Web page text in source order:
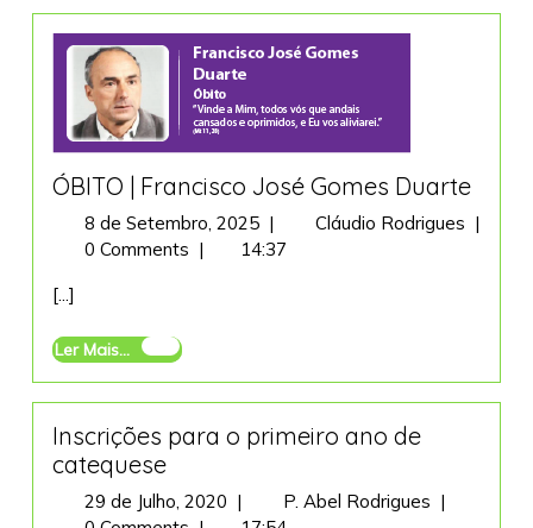
ÓBITO | Francisco José Gomes Duarte
8 de Setembro, 2025 8
de
| Cláudio Rodrigues ÓBITO
|
0 Comments |
14:37
[...]
Ler Mais... Ler
Inscrições para o primeiro ano de
catequese
29 de Julho, 2020 29| P. Abel Rodrigues Inscrições
|